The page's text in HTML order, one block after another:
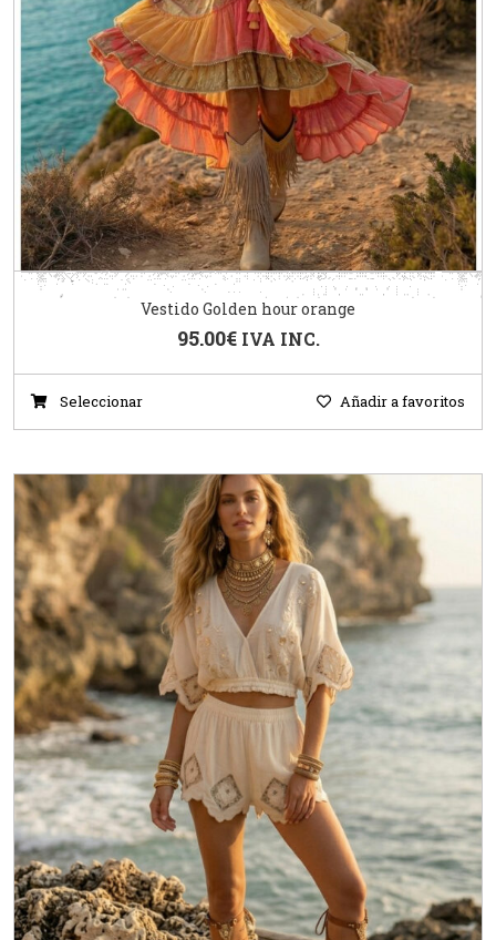
Vestido Golden hour orange
95.00€ IVA INC.
Seleccionar Añadir a favoritos